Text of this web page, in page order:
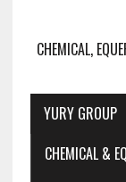
CHEMICAL,
YURY GROUP
CHEMICAL &